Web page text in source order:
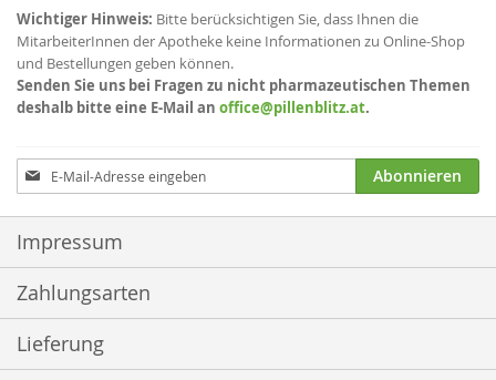
Wichtiger Hinweis: Bitte berücksichtigen Sie, dass Ihnen die
MitarbeiterInnen der Apotheke keine Informationen zu Online-Shop
und Bestellungen geben können.
Senden Sie uns bei Fragen zu nicht pharmazeutischen Themen
deshalb bitte eine E-Mail an office@pillenblitz.at.
Anmeldung
zum
Newsletter:
Abonnieren
Impressum
Zahlungsarten
Lieferung